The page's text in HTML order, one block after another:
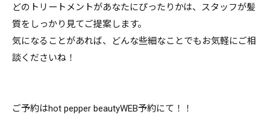
どのトリートメントがあなたにぴったりかは、スタッフが髪
質をしっかり見てご提案します。
気になることがあれば、どんな些細なことでもお気軽にご相
談くださいね！
ご予約はhot pepper beautyWEB予約にて！！